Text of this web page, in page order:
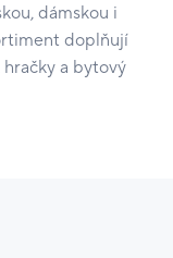
dámskou i
doplňují
a bytový